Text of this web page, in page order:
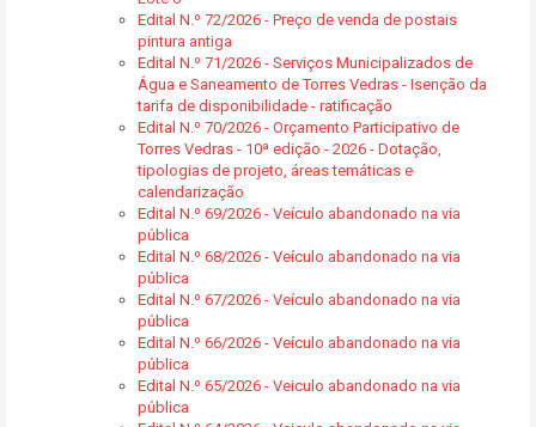
Edital N.º 72/2026 - Preço de venda de postais
pintura antiga
Edital N.º 71/2026 - Serviços Municipalizados de
Água e Saneamento de Torres Vedras - Isenção da
tarifa de disponibilidade - ratificação
Edital N.º 70/2026 - Orçamento Participativo de
Torres Vedras - 10ª edição - 2026 - Dotação,
tipologias de projeto, áreas temáticas e
calendarização
Edital N.º 69/2026 - Veículo abandonado na via
pública
Edital N.º 68/2026 - Veículo abandonado na via
pública
Edital N.º 67/2026 - Veículo abandonado na via
pública
Edital N.º 66/2026 - Veículo abandonado na via
pública
Edital N.º 65/2026 - Veiculo abandonado na via
pública